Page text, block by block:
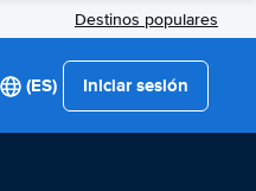
Destinos populares
(ES) Iniciar sesión